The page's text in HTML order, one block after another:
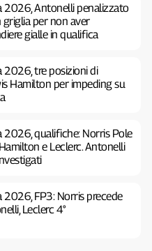
2026, Antonelli penalizzato
griglia per non aver
gialle in qualifica
2026, tre posizioni di
Hamilton per impeding su
2026, qualifiche: Norris Pole
e Leclerc. Antonelli
2026, FP3: Norris precede
Leclerc 4°